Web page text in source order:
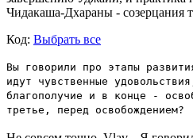
Чидакаша-Дхараны - созерцания
Код: Выбрать все
Вы говорили про этапы
идут чувственные
благополучие и в конце -
третье, перед освобождением?